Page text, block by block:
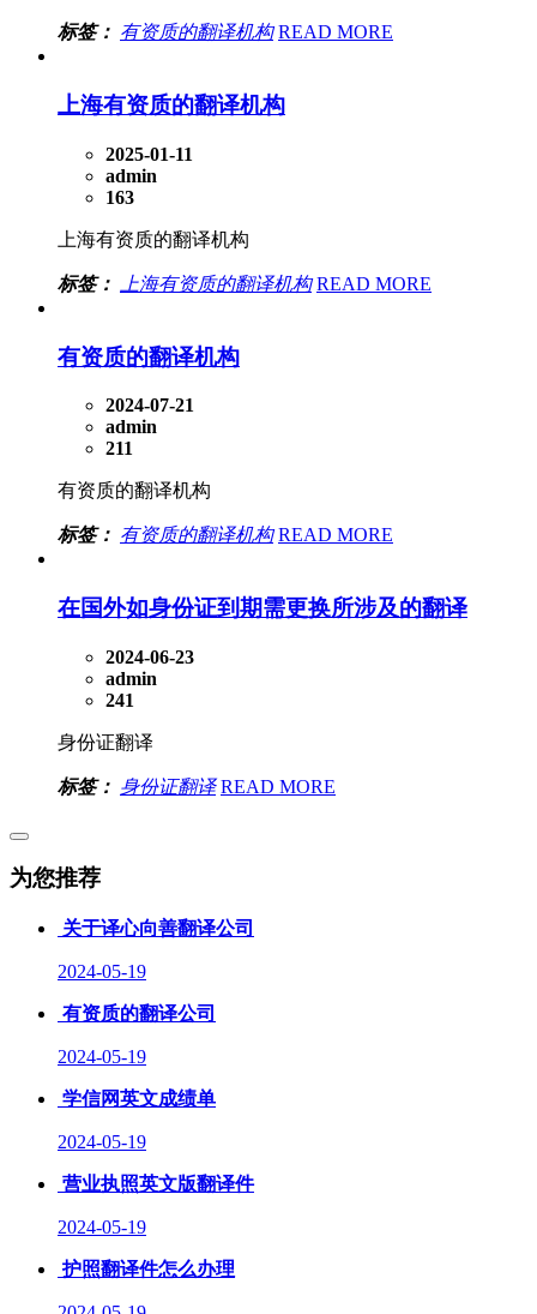
标签： 有资质的翻译机构 READ MORE
上海有资质的翻译机构
2025-01-11
admin
163
上海有资质的翻译机构
标签： 上海有资质的翻译机构 READ MORE
有资质的翻译机构
2024-07-21
admin
211
有资质的翻译机构
标签： 有资质的翻译机构 READ MORE
在国外如身份证到期需更换所涉及的翻译
2024-06-23
admin
241
身份证翻译
标签： 身份证翻译 READ MORE
为您推荐
关于译心向善翻译公司
2024-05-19
有资质的翻译公司
2024-05-19
学信网英文成绩单
2024-05-19
营业执照英文版翻译件
2024-05-19
护照翻译件怎么办理